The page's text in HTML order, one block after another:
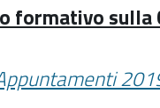
formativo